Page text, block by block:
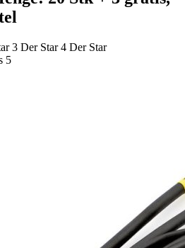
3 Der Star 4 Der Star
5